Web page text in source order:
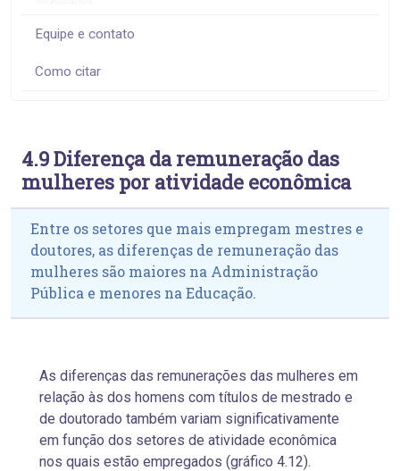
Equipe e contato
Como citar
4.9 Diferença da remuneração das
mulheres por atividade econômica
Entre os setores que mais empregam mestres e
doutores, as diferenças de remuneração das
mulheres são maiores na Administração
Pública e menores na Educação.
As diferenças das remunerações das mulheres em
relação às dos homens com títulos de mestrado e
de doutorado também variam significativamente
em função dos setores de atividade econômica
nos quais estão empregados (gráfico 4.12).